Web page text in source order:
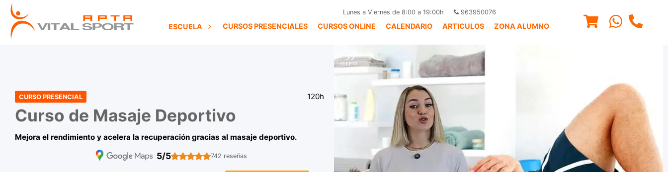
Lunes a Viernes de 8:00 a 19:00h 963950076
ESCUELA CURSOS PRESENCIALES CURSOS ONLINE CALENDARIO ARTICULOS ZONA ALUMNO
CURSO PRESENCIAL 120h
Curso de Masaje Deportivo
Mejora el rendimiento y acelera la recuperación gracias al masaje deportivo.
5/5 742 reseñas